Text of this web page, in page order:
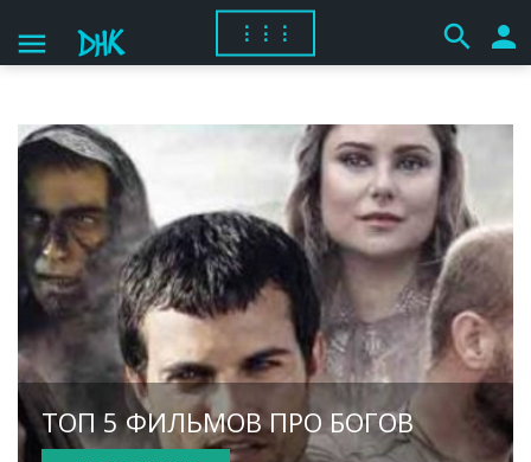
menu ⋮⋮⋮ search person
ТОП 5 ФИЛЬМОВ ПРО БОГОВ